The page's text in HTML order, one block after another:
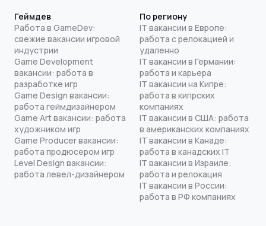
Геймдев
Работа в GameDev:
свежие вакансии игровой
индустрии
Game Development
вакансии: работа в
разработке игр
Game Design вакансии:
работа геймдизайнером
Game Art вакансии: работа
художником игр
Game Producer вакансии:
работа продюсером игр
Level Design вакансии:
работа левел-дизайнером
По региону
IT вакансии в Европе:
работа с релокацией и
удаленно
IT вакансии в Германии:
работа и карьера
IT вакансии на Кипре:
работа в кипрских
компаниях
IT вакансии в США: работа
в американских компаниях
IT вакансии в Канаде:
работа в канадских IT
IT вакансии в Израиле:
работа и релокация
IT вакансии в России:
работа в РФ компаниях